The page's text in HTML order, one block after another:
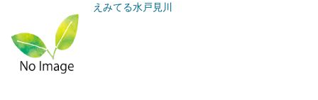
えみてる水戸見川